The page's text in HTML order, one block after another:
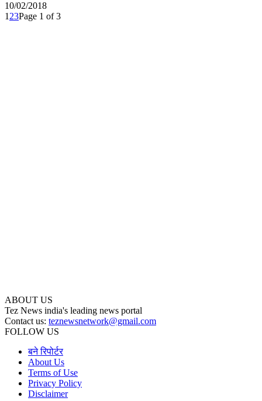
10/02/2018
1 23Page 1 of 3
ABOUT US
Tez News india's leading news portal
Contact us: teznewsnetwork@gmail.com
FOLLOW US
बने रिपोर्टर
About Us
Terms of Use
Privacy Policy
Disclaimer